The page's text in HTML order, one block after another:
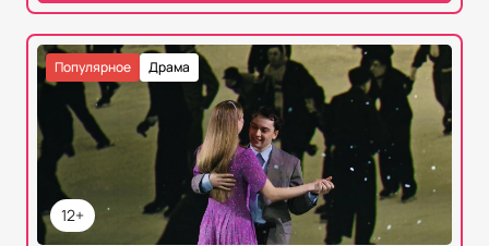
12+
Драма
Популярное